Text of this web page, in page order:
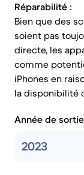
Réparabilité :
Bien que des
soient pas
directe, les
comme
iPhones en
la disponibilité
Année de sortie
2023